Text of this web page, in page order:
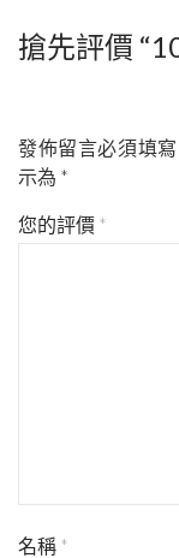
搶先評價
發佈留言必須填
示為 *
您的評價 *
名稱 *